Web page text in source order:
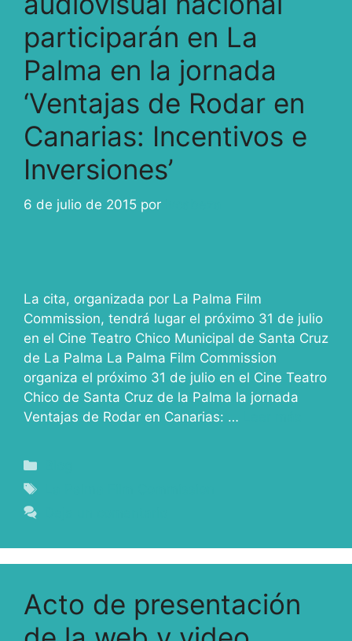
participarán en La
Palma en la jornada
‘Ventajas de Rodar en
Canarias: Incentivos e
Inversiones’
6 de julio de 2015 por
La cita, organizada por La Palma Film
Commission, tendrá lugar el próximo 31 de julio
en el Cine Teatro Chico Municipal de Santa Cruz
de La Palma La Palma Film Commission
organiza el próximo 31 de julio en el Cine Teatro
Chico de Santa Cruz de la Palma la jornada
Ventajas de Rodar en Canarias: …
Acto de presentación